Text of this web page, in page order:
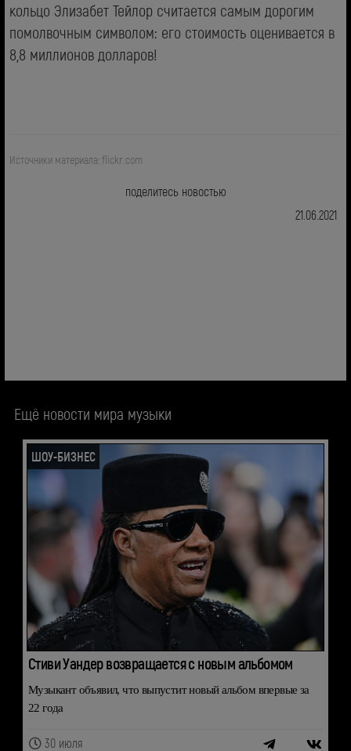
кольцо Элизабет Тейлор считается самым дорогим
помолвочным символом: его стоимость оценивается в
8,8 миллионов долларов!
Источники материала: flickr.com
поделитесь новостью
21.06.2021
Ещё новости мира музыки
ШОУ-БИЗНЕС
Стиви Уандер возвращается с новым альбомом
Музыкант объявил, что выпустит новый альбом впервые за
22 года
30 июля